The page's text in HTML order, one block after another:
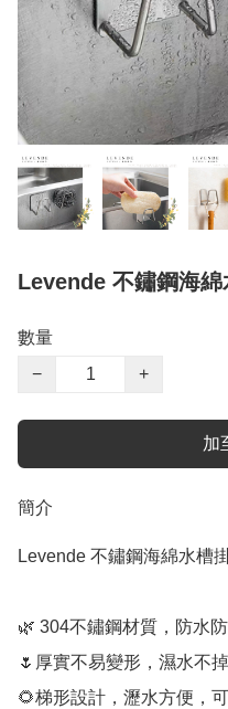
Levende 不鏽鋼海綿
數量
−
+
加
簡介
Levende 不鏽鋼海綿水槽
🌿 304不鏽鋼材質，防水
🌷厚實不易變形，濕水不
🌻梯形設計，瀝水方便，